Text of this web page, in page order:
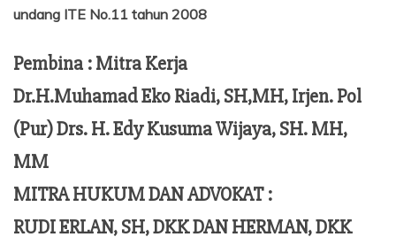
undang ITE No.11 tahun 2008
Pembina : Mitra Kerja
Dr.H.Muhamad Eko Riadi, SH,MH, Irjen. Pol
(Pur) Drs. H. Edy Kusuma Wijaya, SH. MH,
MM
MITRA HUKUM DAN ADVOKAT :
RUDI ERLAN, SH, DKK DAN HERMAN, DKK